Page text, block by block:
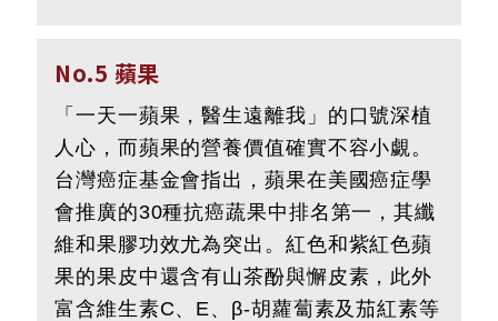
No.5 蘋果
「一天一蘋果，醫生遠離我」的口號深植
人心，而蘋果的營養價值確實不容小覷。
台灣癌症基金會指出，蘋果在美國癌症學
會推廣的30種抗癌蔬果中排名第一，其纖
維和果膠功效尤為突出。紅色和紫紅色蘋
果的果皮中還含有山茶酚與懈皮素，此外
富含維生素C、E、β-胡蘿蔔素及茄紅素等